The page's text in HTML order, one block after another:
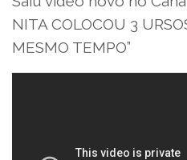
NITA COLOCOU 3
MESMO TEMPO”